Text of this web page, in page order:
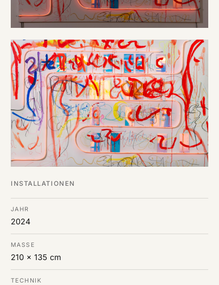
INSTALLATIONEN
JAHR
2024
MASSE
210 x 135 cm
TECHNIK